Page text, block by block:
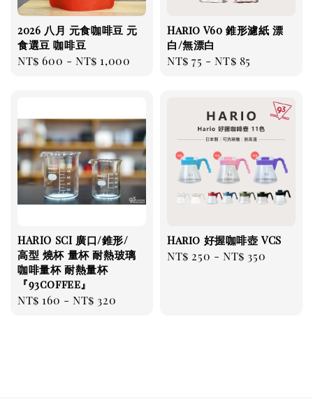
2026 八月 元食咖啡豆 元
食選豆 咖啡豆
Regular
NT$ 600 -NT$ 1,000
Hario V60 錐形濾紙 漂
白/無漂白
Regular
NT$ 75 -NT$ 85
HARIO SCI 廣口/錐形/
高型 燒杯 量杯 耐熱玻璃
咖啡量杯 耐熱量杯
『93coffee』
Regular
NT$ 160 -NT$ 320
Hario 好握咖啡壺 VCS
Regular
NT$ 250 -NT$ 350